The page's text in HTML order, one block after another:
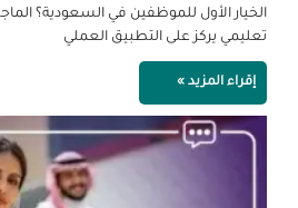
الخيار الأول للموظفين في السعودية؟
تعليمي يركز على التطبيق العملي
إقراء المزيد »